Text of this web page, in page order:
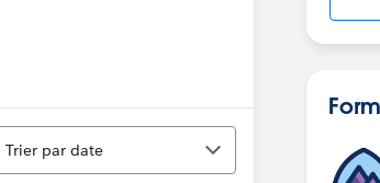
Trier par date